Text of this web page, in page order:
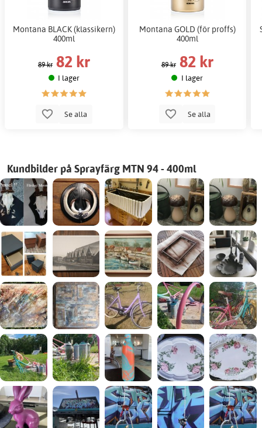
Montana BLACK (klassikern)
400ml
89 kr 82 kr
I lager
Se alla
Montana GOLD (för proffs)
400ml
89 kr 82 kr
I lager
Se alla
Kundbilder på Sprayfärg MTN 94 - 400ml